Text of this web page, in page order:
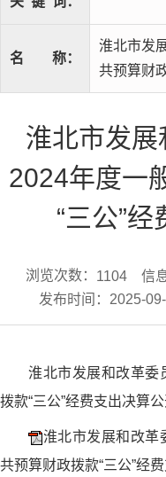
名 称：
淮北市发
共预算财
淮北市发
2024年度一
“三公”
浏览次数： 1104
信
发布时间：2025-
淮北市发展和改革委
拨款“三公”经费支出决算
淮北市发展和改革
共预算财政拨款“三公”经